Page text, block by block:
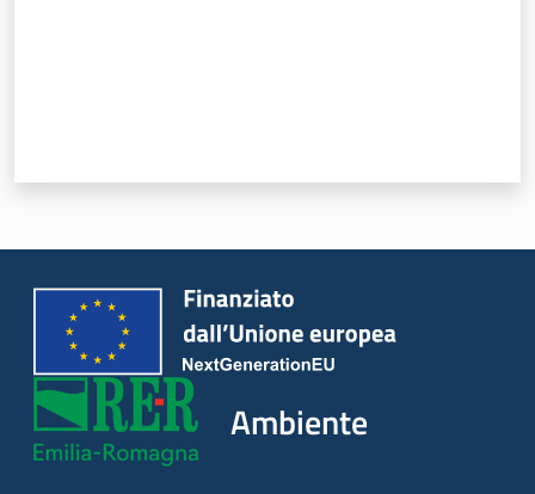
Ambiente